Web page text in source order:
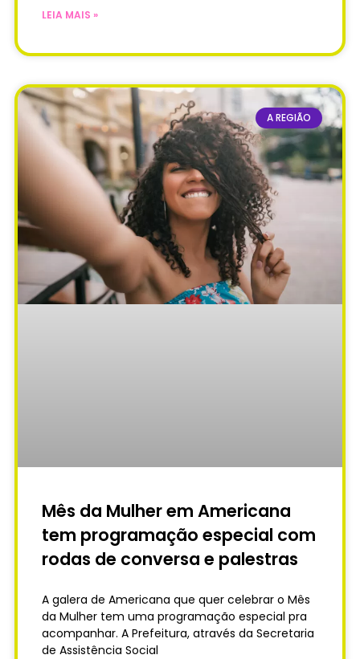
LEIA MAIS »
A REGIÃO
Mês da Mulher em Americana
tem programação especial com
rodas de conversa e palestras
A galera de Americana que quer celebrar o Mês
da Mulher tem uma programação especial pra
acompanhar. A Prefeitura, através da Secretaria
de Assistência Social